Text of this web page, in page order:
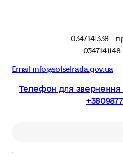
0347141338 -
Email info@solselrada.gov.ua
Телефон для звернення